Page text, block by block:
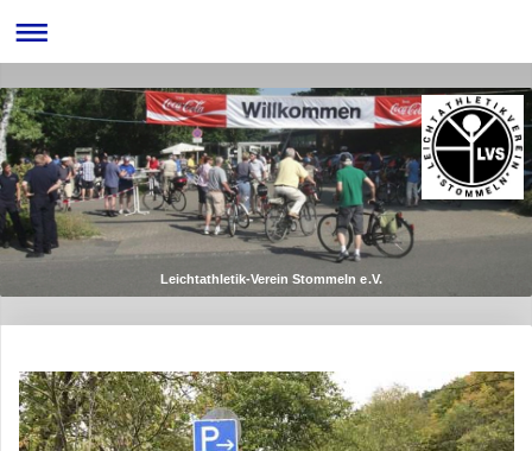
Leichtathletik-Verein Stommeln e.V.